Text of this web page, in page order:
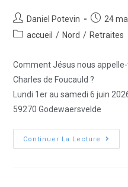
Daniel Potevin
24
accueil / Nord / Retraites
Comment Jésus nous
Charles de Foucauld ?
Lundi 1er au samedi 6 juin
59270 Godewaersvelde
Continuer La Lecture